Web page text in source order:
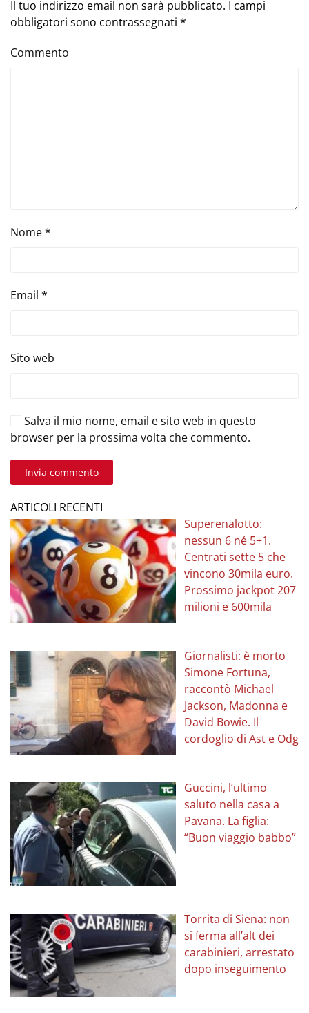
Il tuo indirizzo email non sarà pubblicato. I campi
obbligatori sono contrassegnati *
Commento
Nome*
Email *
Sito web
Salva il mio nome, email e sito web in questo
browser per la prossima volta che commento.
Invia commento
ARTICOLI RECENTI
Superenalotto:
nessun 6 né 5+1.
Centrati sette 5 che
vincono 30mila euro.
Prossimo jackpot 207
milioni e 600mila
Giornalisti: è morto
Simone Fortuna,
raccontò Michael
Jackson, Madonna e
David Bowie. Il
cordoglio di Ast e Odg
Guccini, l’ultimo
saluto nella casa a
Pavana. La figlia:
“Buon viaggio babbo”
Torrita di Siena: non
si ferma all’alt dei
carabinieri, arrestato
dopo inseguimento